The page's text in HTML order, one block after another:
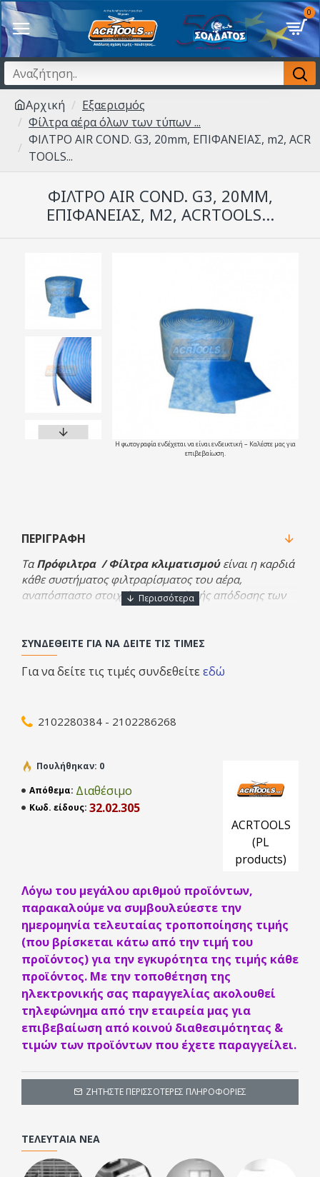
0
Αρχική
Εξαερισμός
Φίλτρα αέρα όλων των τύπων ...
ΦΙΛΤΡΟ AIR COND. G3, 20mm, ΕΠΙΦΑΝΕΙΑΣ, m2, ACR
TOOLS...
ΦΙΛΤΡΟ AIR COND. G3, 20MM,
ΕΠΙΦΑΝΕΙΑΣ, M2, ACRTOOLS...
Η φωτογραφία ενδέχεται να είναι ενδεικτική – Καλέστε μας για
επιβεβαίωση.
ΠΕΡΙΓΡΑΦΉ
Τα Πρόφιλτρα / Φίλτρα κλιματισμούείναι η καρδιά
κάθε συστήματος φιλτραρίσματος του αέρα,
αναπόσπαστο στοιχείο της συνολικής απόδοσης των
πτώση της πίεσης, της αποδοτικότητας και της ζωής
ενός φίλτρου συστήματος (πχ. Απόλυτο φίλτρο) και να
προστατέψει το σύστημά μας από εξωτερικούς
ΕΠΙΠΕΔΑ ΦΙΛΤΡΑ
Κατάλληλα για κλιματιστικές μονάδες
Κατάλληλα για κλιματιστικές μονάδες
Ικανότητα συγκράτησης : 85-92%
Z LINE
Διατίθενται σε κλάσεις G2, G3 και G4 και F5
paint stop.
Κατάλληλα για κλιματιστικές μονάδες
Διαστάσεις : κατόπιν παραγγελίας,
κατάλληλες να καλύψουν κάθε ανάγκη σας.
ΣΥΝΔΕΘΕΊΤΕ ΓΙΑ ΝΑ ΔΕΊΤΕ ΤΙΣ ΤΙΜΈΣ
Για να δείτε τις τιμές συνδεθείτεεδώ
2102280384 - 2102286268
Απόθεμα: Διαθέσιμο
Κωδ. είδους: 32.02.305
ACRTOOLS
(PL
products)
Πουλήθηκαν: 0
ΖΗΤΉΣΤΕ ΠΕΡΙΣΣΌΤΕΡΕΣ ΠΛΗΡΟΦΟΡΊΕΣ
Λόγω του μεγάλου αριθμού προϊόντων,
παρακαλούμε να συμβουλεύεστε την
ημερομηνία τελευταίας τροποποίησης τιμής
(που βρίσκεται κάτω από την τιμή του
προϊόντος) για την εγκυρότητα της τιμής κάθε
προϊόντος. Με την τοποθέτηση της
ηλεκτρονικής σας παραγγελίας ακολουθεί
τηλεφώνημα από την εταιρεία μας για
επιβεβαίωση από κοινού διαθεσιμότητας &
τιμών των προϊόντων που έχετε παραγγείλει.
ΤΕΛΕΥΤΑΊΑ ΝΈΑ